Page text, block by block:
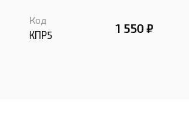
Код
КПР5 1 550 ₽